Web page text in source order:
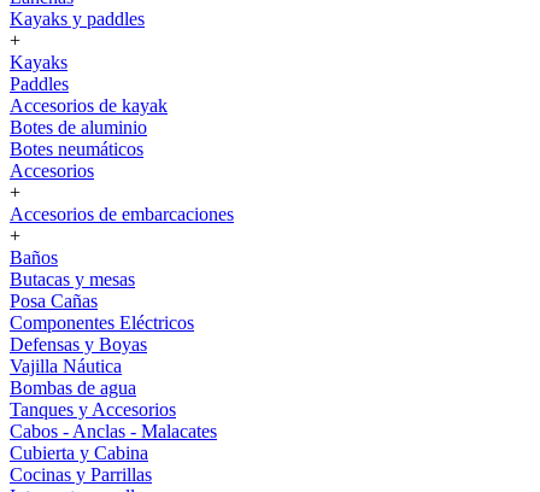
Kayaks y paddles
+
Kayaks
Paddles
Accesorios de kayak
Botes de aluminio
Botes neumáticos
Accesorios
+
Accesorios de embarcaciones
+
Baños
Butacas y mesas
Posa Cañas
Componentes Eléctricos
Defensas y Boyas
Vajilla Náutica
Bombas de agua
Tanques y Accesorios
Cabos - Anclas - Malacates
Cubierta y Cabina
Cocinas y Parrillas